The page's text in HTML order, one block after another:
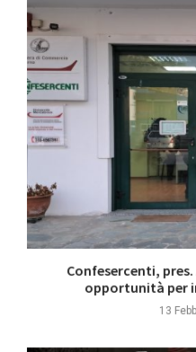
Confesercenti,
opportunità per
13